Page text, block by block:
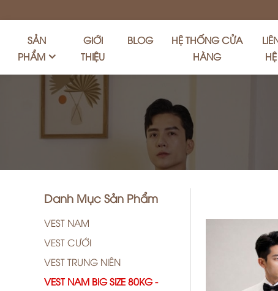
SẢN
PHẨM
GIỚI
THIỆU
BLOG
HỆ THỐNG CỬA
HÀNG
HỆ
Danh Mục Sản Phẩm
VEST NAM
VEST CƯỚI
VEST TRUNG NIÊN
VEST NAM BIG SIZE 80KG -